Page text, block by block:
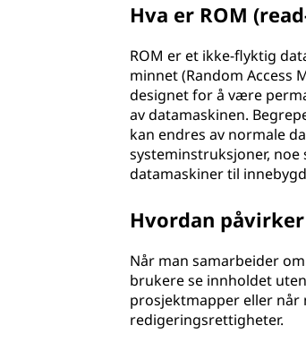
Hva er ROM
ROM er et ikke-flyktig
minnet (Random Access
designet for å være
av datamaskinen.
kan endres av normale
systeminstruksjoner,
datamaskiner til
Hvordan
Når man samarbeider
brukere se innholdet
prosjektmapper eller når
redigeringsrettigheter.